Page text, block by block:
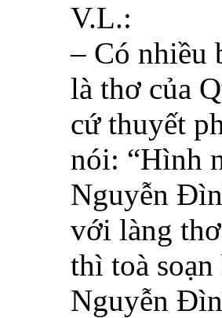
V.L.:
– Có nhiều
là thơ của
cứ thuyết
nói: “Hình
Nguyễn
với làng
thì toà soạn
Nguyễn